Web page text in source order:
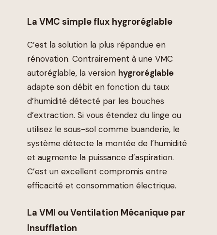
La VMC simple flux hygroréglable
C’est la solution la plus répandue en
rénovation. Contrairement à une VMC
autoréglable, la version hygroréglable
adapte son débit en fonction du taux
d’humidité détecté par les bouches
d’extraction. Si vous étendez du linge ou
utilisez le sous-sol comme buanderie, le
système détecte la montée de l’humidité
et augmente la puissance d’aspiration.
C’est un excellent compromis entre
efficacité et consommation électrique.
La VMI ou Ventilation Mécanique par
Insufflation